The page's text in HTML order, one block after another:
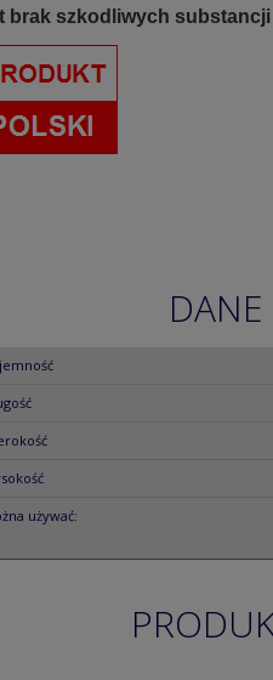
brak szkodliwych substancji
używać: